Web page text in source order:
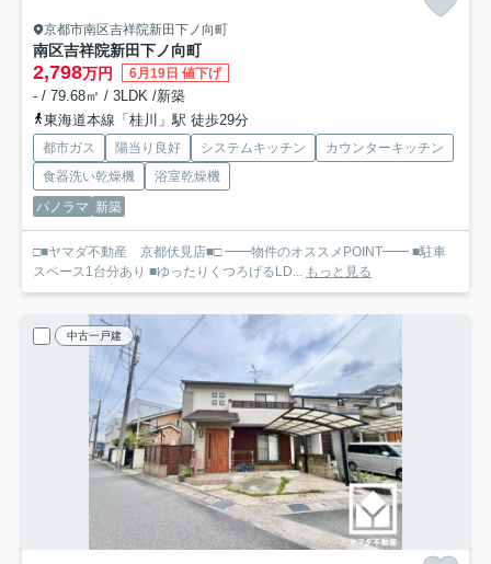
京都市南区吉祥院新田下ノ向町
南区吉祥院新田下ノ向町
2,798万円 6月19日 値下げ
- / 79.68㎡ / 3LDK /新築
東海道本線「桂川」駅 徒歩29分
都市ガス 陽当り良好 システムキッチン
カウンターキッチン
食器洗い乾燥機
浴室乾燥機
パノラマ 新築
□■ヤマダ不動産 京都伏見店■□ ━━物件のオススメPOINT━━ ■駐車
スペース1台分あり ■ゆったりくつろげるLD... もっと見る
中古一戸建